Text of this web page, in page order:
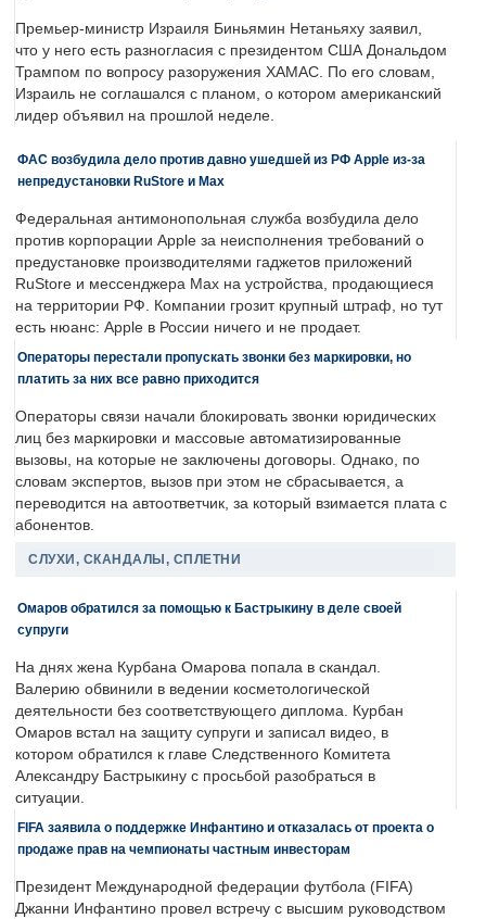
Премьер-министр Израиля Биньямин Нетаньяху заявил,
что у него есть разногласия с президентом США Дональдом
Трампом по вопросу разоружения ХАМАС. По его словам,
Израиль не соглашался с планом, о котором американский
лидер объявил на прошлой неделе.
ФАС возбудила дело против давно ушедшей из РФ Apple из-за
непредустановки RuStore и Max
Федеральная антимонопольная служба возбудила дело
против корпорации Apple за неисполнения требований о
предустановке производителями гаджетов приложений
RuStore и мессенджера Max на устройства, продающиеся
на территории РФ. Компании грозит крупный штраф, но тут
есть нюанс: Apple в России ничего и не продает.
Операторы перестали пропускать звонки без маркировки, но
платить за них все равно приходится
Операторы связи начали блокировать звонки юридических
лиц без маркировки и массовые автоматизированные
вызовы, на которые не заключены договоры. Однако, по
словам экспертов, вызов при этом не сбрасывается, а
переводится на автоответчик, за который взимается плата с
абонентов.
СЛУХИ, СКАНДАЛЫ, СПЛЕТНИ
Омаров обратился за помощью к Бастрыкину в деле своей
супруги
На днях жена Курбана Омарова попала в скандал.
Валерию обвинили в ведении косметологической
деятельности без соответствующего диплома. Курбан
Омаров встал на защиту супруги и записал видео, в
котором обратился к главе Следственного Комитета
Александру Бастрыкину с просьбой разобраться в
ситуации.
FIFA заявила о поддержке Инфантино и отказалась от проекта о
продаже прав на чемпионаты частным инвесторам
Президент Международной федерации футбола (FIFA)
Джанни Инфантино провел встречу с высшим руководством